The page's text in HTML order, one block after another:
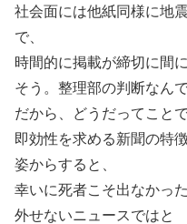
社会面には他紙同様に地
で、
時間的に掲載が締切に間
そう。整理部の判断なん
だから、どうだってこと
即効性を求める新聞の特
姿からすると、
幸いに死者こそ出なかっ
外せないニュースではと